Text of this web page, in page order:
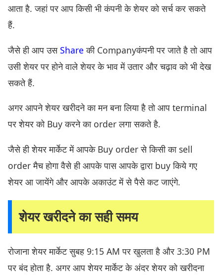
आता है. जहां पर आप किसी भी कंपनी के शेयर को सर्च कर सकते
हैं.
जैसे ही आप उसShareकी Companyकंपनी पर जाते है तो आप
उसी शेयर पर होने वाले शेयर के भाव में उतार और चढ़ाव को भी देख
सकते हैं.
अगर आपने शेयर खरीदने का मन बना लिया है तो आप terminal
पर शेयर को Buy करने का order लगा सकते है.
जैसे ही शेयर मार्केट में आपके Buy order से किसी का sell
order मैच होगा वैसे ही आपके पास आपके द्वारा buy किये गए
शेयर आ जायेंगे और आपके अकाउंट में से पैसे कट जाएंगे.
शेयर खरीदने का सही समय
रोजाना शेयर मार्केट सुबह 9:15 AM पर खुलता है और 3:30 PM
पर बंद होता है. अगर आप शेयर मार्केट के अंदर शेयर को खरीदना